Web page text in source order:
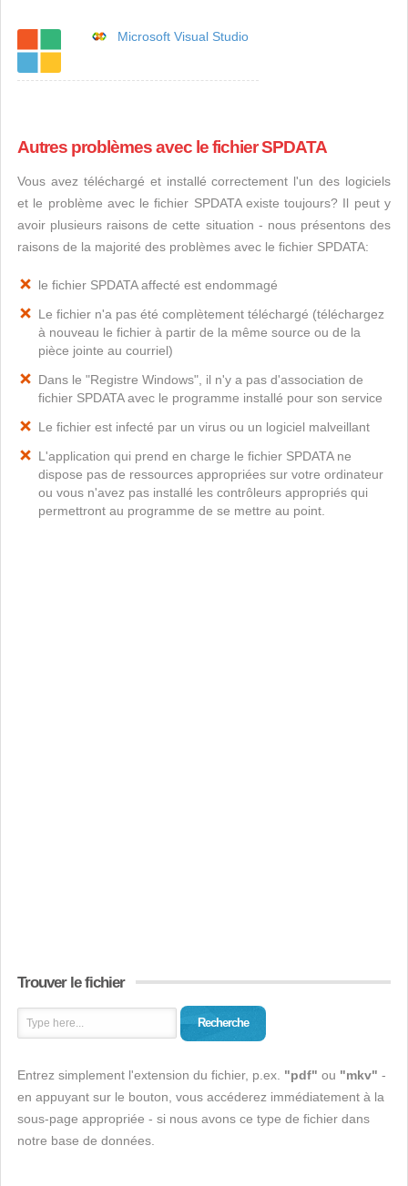
Microsoft Visual Studio
Autres problèmes avec le fichier SPDATA
Vous avez téléchargé et installé correctement l'un des logiciels
et le problème avec le fichier SPDATA existe toujours? Il peut y
avoir plusieurs raisons de cette situation - nous présentons des
raisons de la majorité des problèmes avec le fichier SPDATA:
le fichier SPDATA affecté est endommagé
Le fichier n'a pas été complètement téléchargé (téléchargez
à nouveau le fichier à partir de la même source ou de la
pièce jointe au courriel)
Dans le "Registre Windows", il n'y a pas d'association de
fichier SPDATA avec le programme installé pour son service
Le fichier est infecté par un virus ou un logiciel malveillant
L'application qui prend en charge le fichier SPDATA ne
dispose pas de ressources appropriées sur votre ordinateur
ou vous n'avez pas installé les contrôleurs appropriés qui
permettront au programme de se mettre au point.
Trouver le fichier
Recherche
Entrez simplement l'extension du fichier, p.ex. "pdf" ou "mkv" -
en appuyant sur le bouton, vous accéderez immédiatement à la
sous-page appropriée - si nous avons ce type de fichier dans
notre base de données.